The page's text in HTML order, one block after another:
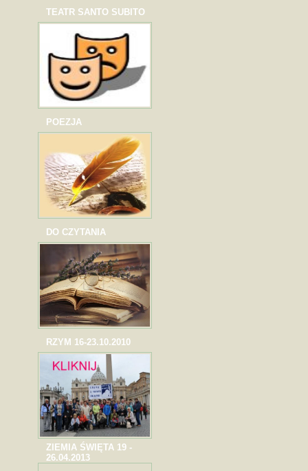
TEATR SANTO SUBITO
POEZJA
DO CZYTANIA
RZYM 16-23.10.2010
ZIEMIA ŚWIĘTA 19 -
26.04.2013